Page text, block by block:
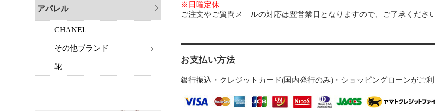
※日曜定休
ご注文やご質問メールの対応は翌営業日となりますので、ご了承くださ
お支払い方法
銀行振込・クレジットカード(国内発行のみ)・ショッピングローンがご
アパレル
CHANEL
その他ブランド
靴